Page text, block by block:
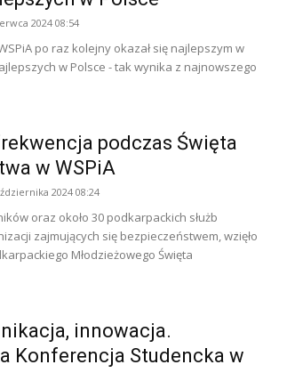
2024 08:54
po raz kolejny okazał się najlepszym w
w Polsce - tak wynika z najnowszego
podczas Święta
w WSPiA
2024 08:24
oraz około 30 podkarpackich służb
zajmujących się bezpieczeństwem, wzięło
Młodzieżowego Święta
innowacja.
Konferencja Studencka w